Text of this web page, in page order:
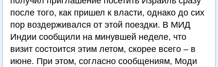
после того, как пришел к власти, однако до сих
пор воздерживался от этой поездки. В МИД
Индии сообщили на минувшей неделе, что
визит состоится этим летом, скорее всего – в
июне. При этом, согласно сообщениям, Моди